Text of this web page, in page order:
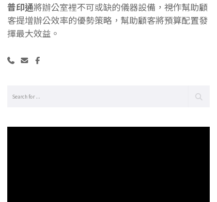
普印通將辦公室裡不可或缺的儀器設備，視作幫助顧
客提增辦公效率的優勢策略，幫助顧客將預算配置發
揮最大效益。